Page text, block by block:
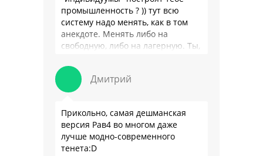
промышленность ? )) тут всю
систему надо менять, как в том
анекдоте. Менять либо на
свободную, либо на лагерную. Ты,
Дмитрий
Прикольно, самая дешманская
версия Рав4 во многом даже
лучше модно-современного
тенета:D